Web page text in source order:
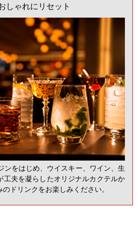
しゃれにリセット
ンをはじめ、ウイスキー、ワイン、生
工夫を凝らしたオリジナルカクテルか
ドリンクをお楽しみください。